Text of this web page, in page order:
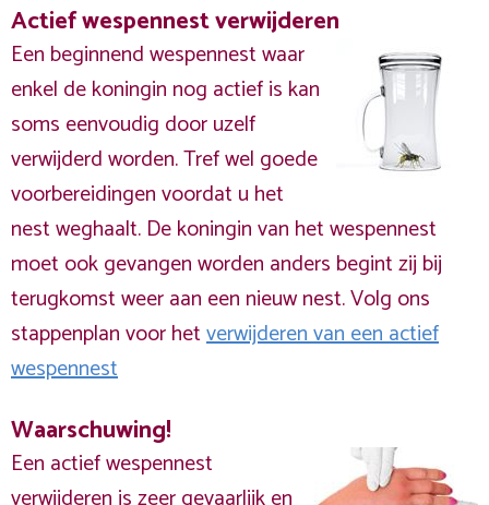
Actief wespennest verwijderen
Een beginnend wespennest waar
enkel de koningin nog actief is kan
soms eenvoudig door uzelf
verwijderd worden. Tref wel goede
voorbereidingen voordat u het
nest weghaalt. De koningin van het wespennest
moet ook gevangen worden anders begint zij bij
terugkomst weer aan een nieuw nest. Volg ons
stappenplan voor hetverwijderen van een actief
wespennest
Waarschuwing!
Een actief wespennest